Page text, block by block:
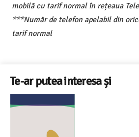
mobilă cu tarif normal în rețeaua
***Număr de telefon apelabil din
tarif normal
Te-ar putea interesa și